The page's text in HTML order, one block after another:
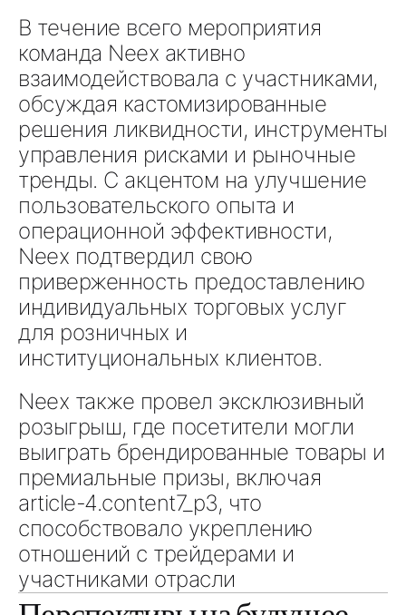
В течение всего мероприятия
команда Neex активно
взаимодействовала с участниками,
обсуждая кастомизированные
решения ликвидности, инструменты
управления рисками и рыночные
тренды. С акцентом на улучшение
пользовательского опыта и
операционной эффективности,
Neex подтвердил свою
приверженность предоставлению
индивидуальных торговых услуг
для розничных и
институциональных клиентов.
Neex также провел эксклюзивный
розыгрыш, где посетители могли
выиграть брендированные товары и
премиальные призы, включая
article-4.content7_p3, что
способствовало укреплению
отношений с трейдерами и
участниками отрасли